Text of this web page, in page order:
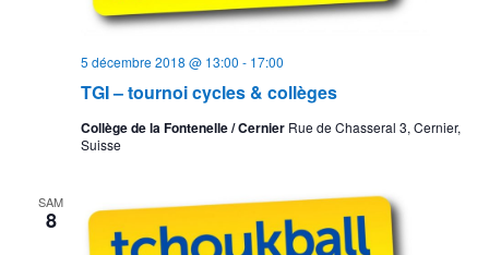
TGI – tournoi cycles & collèges
5 décembre 2018 @ 13:00 - 17:00
Collège de la Fontenelle / Cernier Rue de Chasseral 3, Cernier,
Suisse
SAM
8